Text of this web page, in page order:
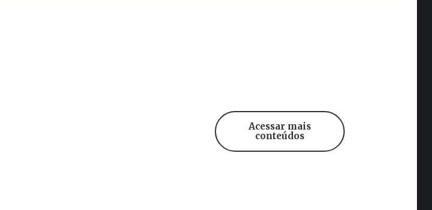
Acessar mais
conteúdos